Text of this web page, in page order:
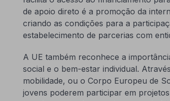
de apoio direto é a promoção da
criando as condições para a
estabelecimento de parcerias com
A UE também reconhece a
social e o bem-estar individual.
mobilidade, ou o Corpo Europeu de
jovens poderem participar em